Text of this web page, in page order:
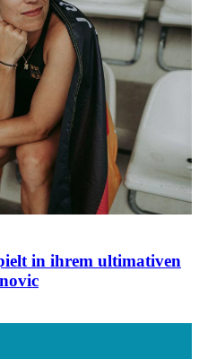
in ihrem ultimativen